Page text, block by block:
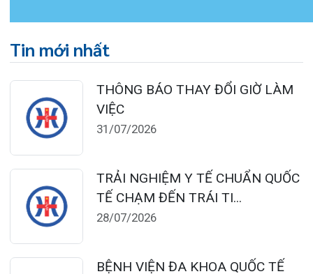
124 Nguyễn Đức Cảnh, Cát Dài Q Lê
Chân, Hải Phòng
0225-3955 888
0225-3951 115
dakhoaquocte.hih@gmail.com